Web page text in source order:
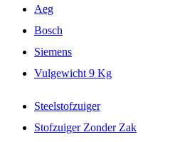
Aeg
Bosch
Siemens
Vulgewicht 9 Kg
Steelstofzuiger
Stofzuiger Zonder Zak